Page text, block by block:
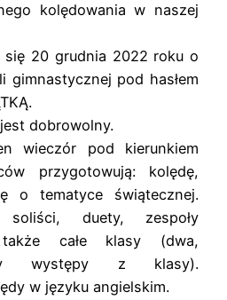
kolędowania w naszej
się 20 grudnia 2022 roku o
gimnastycznej pod hasłem
dobrowolny.
wieczór pod kierunkiem
przygotowują: kolędę,
o tematyce świątecznej.
soliści, duety, zespoły
całe klasy (dwa,
występy z klasy).
w języku angielskim.